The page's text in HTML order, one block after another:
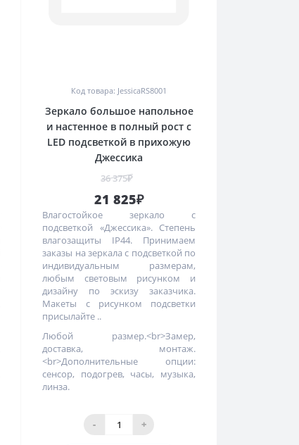
Код товара: JessicaRS8001
Зеркало большое напольное
и настенное в полный рост с
LED подсветкой в прихожую
Джессика
36 375₽
21 825₽
Влагостойкое зеркало с
подсветкой «Джессика». Степень
влагозащиты IP44. Принимаем
заказы на зеркала с подсветкой по
индивидуальным размерам,
любым световым рисунком и
дизайну по эскизу заказчика.
Макеты с рисунком подсветки
присылайте ..
Любой размер.<br>Замер,
доставка, монтаж.
<br>Дополнительные опции:
сенсор, подогрев, часы, музыка,
линза.
- +